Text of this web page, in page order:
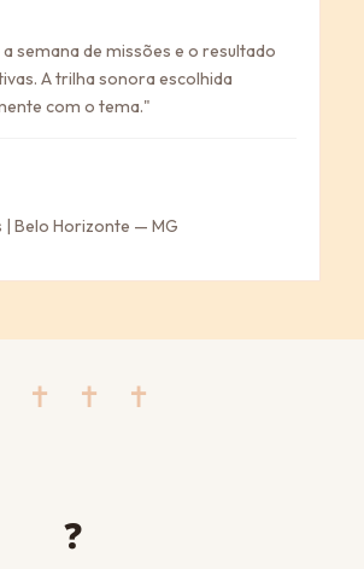
semana de missões e o resultado
A trilha sonora escolhida
com o tema."
| Belo Horizonte — MG
✝ ✝ ✝
❓